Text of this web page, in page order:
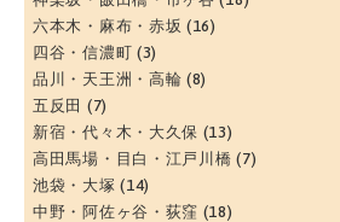
六本木・麻布・赤坂 (16)
四谷・信濃町 (3)
品川・天王洲・高輪 (8)
五反田 (7)
新宿・代々木・大久保 (13)
高田馬場・目白・江戸川橋 (7)
池袋・大塚 (14)
中野・阿佐ヶ谷・荻窪 (18)